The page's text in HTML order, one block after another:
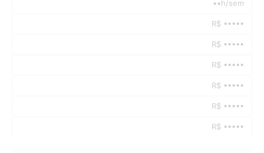
••h/sem
R$ •••••
R$ •••••
R$ •••••
R$ •••••
R$ •••••
R$ •••••